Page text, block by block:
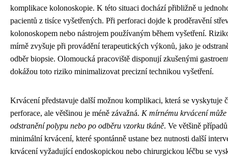
komplikace kolonoskopie. K této situaci dochází přibližně u
pacientů z tisíce vyšetřených. Při perforaci dojde k proděravění
kolonoskopem nebo nástrojem používaným během vyšetření.
mírně zvyšuje při provádění terapeutických výkonů, jako je
odběr biopsie. Olomoucká pracoviště disponují zkušenými
dokážou toto riziko minimalizovat precizní technikou vyšetření.
Krvácení představuje další možnou komplikaci, která se vyskytuje
perforace, ale většinou je méně závažná. K mírnému krvácení
odstranění polypu nebo po odběru vzorku tkáně. Ve většině
minimální krvácení, které spontánně ustane bez nutnosti další
krvácení vyžadující endoskopickou nebo chirurgickou léčbu se